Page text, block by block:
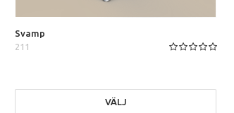
Svamp
211
VÄLJ